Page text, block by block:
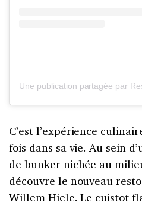
C’est l’expérience
fois dans sa vie. Au sein
de bunker nichée au
découvre le nouveau
Willem Hiele. Le cuistot